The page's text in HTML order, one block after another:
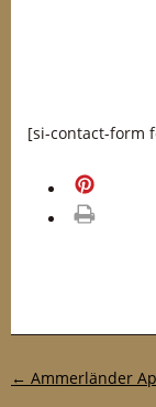
[si-contact-form
Post-Navigation
← Ammerländer